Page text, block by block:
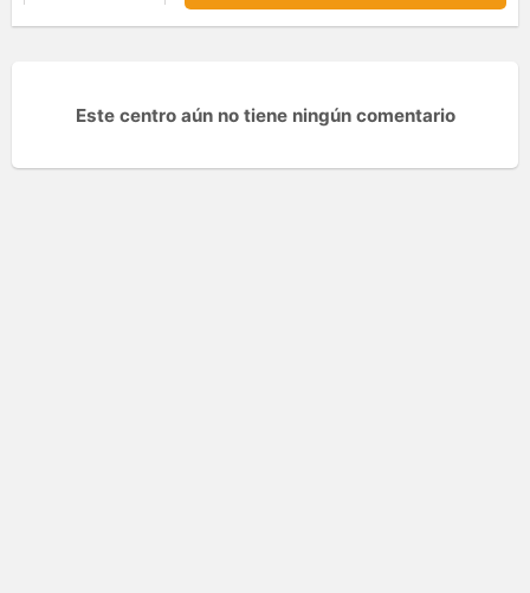
Este centro aún no tiene ningún comentario